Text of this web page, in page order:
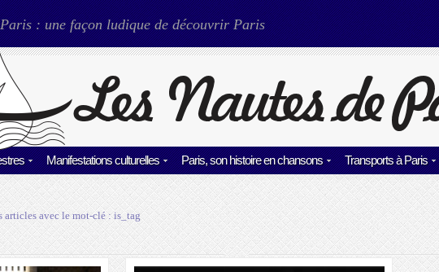
: une façon ludique de découvrir Paris
Manifestations culturelles Paris, son histoire en chansons Transports à Paris
articles avec le mot-clé :is_tag